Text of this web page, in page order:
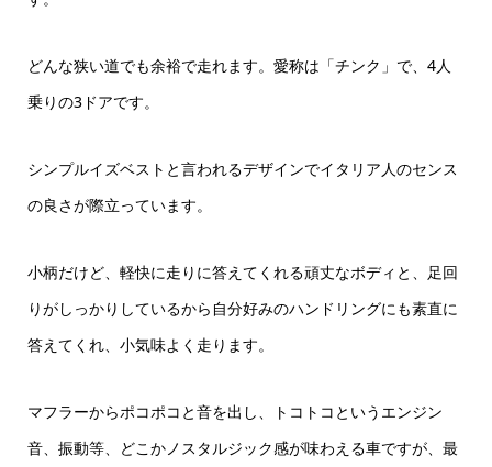
どんな狭い道でも余裕で走れます。愛称は「チンク」で、4人
乗りの3ドアです。
シンプルイズベストと言われるデザインでイタリア人のセンス
の良さが際立っています。
小柄だけど、軽快に走りに答えてくれる頑丈なボディと、足回
りがしっかりしているから自分好みのハンドリングにも素直に
答えてくれ、小気味よく走ります。
マフラーからポコポコと音を出し、トコトコというエンジン
音、振動等、どこかノスタルジック感が味わえる車ですが、最